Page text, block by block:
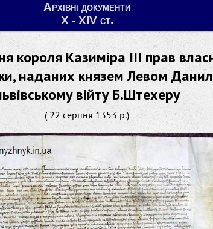
Архівні документи
X - XIV ст.
короля Казиміра ІІІ прав
наданих князем Левом
війту Б.Штехеру
( 22 серпня 1353 р.)